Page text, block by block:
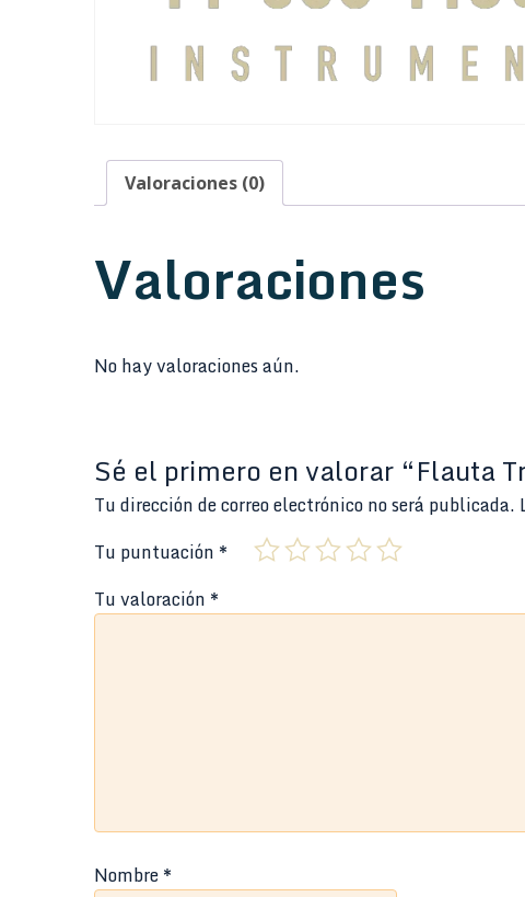
Valoraciones (0)
Valoraciones
No hay valoraciones aún.
Sé el primero en valorar “Flauta
Tu dirección de correo electrónico no será publicada.
Tu puntuación *
Tu valoración *
Nombre*